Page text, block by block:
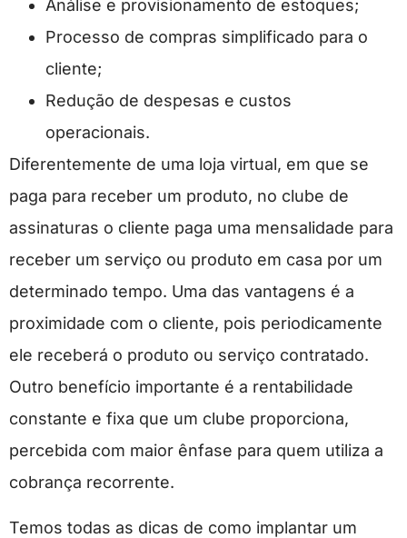
Análise e provisionamento de estoques;
Processo de compras simplificado para o
cliente;
Redução de despesas e custos
operacionais.
Diferentemente de uma loja virtual, em que se
paga para receber um produto, no clube de
assinaturas o cliente paga uma mensalidade para
receber um serviço ou produto em casa por um
determinado tempo. Uma das vantagens é a
proximidade com o cliente, pois periodicamente
ele receberá o produto ou serviço contratado.
Outro benefício importante é a rentabilidade
constante e fixa que um clube proporciona,
percebida com maior ênfase para quem utiliza a
cobrança recorrente.
Temos todas as dicas de como implantar um